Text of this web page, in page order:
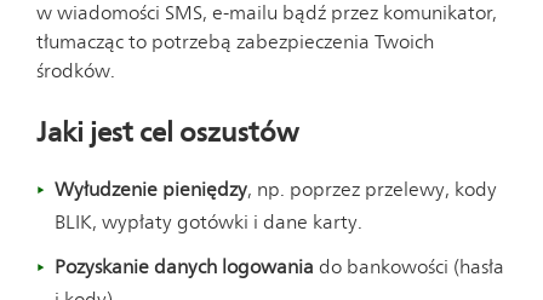
w wiadomości SMS, e-mailu bądź przez komunikator,
tłumacząc to potrzebą zabezpieczenia Twoich
środków.
Jaki jest cel oszustów
Wyłudzenie pieniędzy, np. poprzez przelewy, kody
BLIK, wypłaty gotówki i dane karty.
Pozyskanie danych logowania do bankowości (hasła